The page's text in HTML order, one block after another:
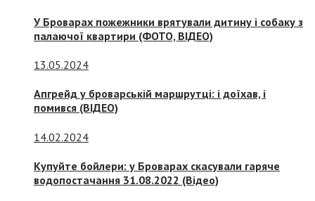
У Броварах пожежники врятували дитину і собаку з
палаючої квартири (ФОТО, ВІДЕО)
13.05.2024
Апгрейд у броварській маршрутці: і доїхав, і
помився (ВІДЕО)
14.02.2024
Купуйте бойлери: у Броварах скасували гаряче
водопостачання 31.08.2022 (Відео)